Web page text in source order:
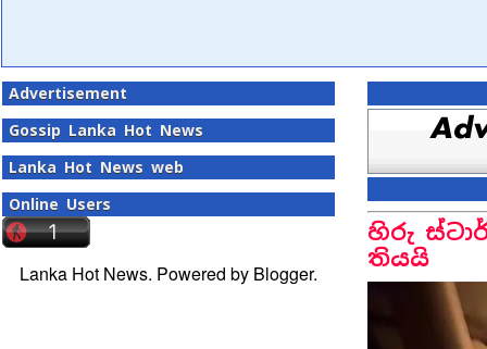
Advertisement
Gossip Lanka Hot News
Lanka Hot News web
Online Users
Lanka Hot News. Powered by Blogger.
හිරු
තියයි